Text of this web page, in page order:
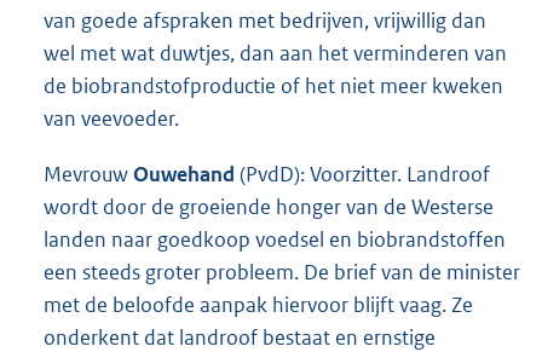
van goede afspraken met bedrijven, vrijwillig dan
wel met wat duwtjes, dan aan het verminderen van
de biobrandstofproductie of het niet meer kweken
van veevoeder.
MevrouwOuwehand (PvdD): Voorzitter. Landroof
wordt door de groeiende honger van de Westerse
landen naar goedkoop voedsel en biobrandstoffen
een steeds groter probleem. De brief van de minister
met de beloofde aanpak hiervoor blijft vaag. Ze
onderkent dat landroof bestaat en ernstige